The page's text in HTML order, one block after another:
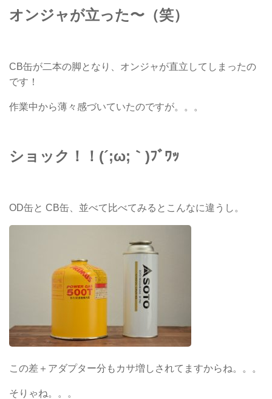
オンジャが立った〜（笑）
CB缶が二本の脚となり、オンジャが直立してしまったの
です！
作業中から薄々感づいていたのですが。。。
ショック！！ (´;ω;｀)ﾌﾞﾜｯ
OD缶と CB缶、並べて比べてみるとこんなに違うし。
この差＋アダプター分もカサ増しされてますからね。。。
そりゃね。。。